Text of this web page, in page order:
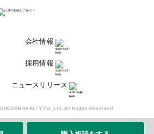
会社情報
採用情報
ニュースリリース
REALTY Co.,Ltd. All Rights Reserved.